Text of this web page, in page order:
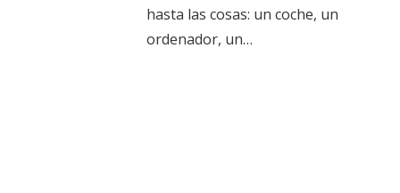
hasta las cosas: un coche, un
ordenador, un…